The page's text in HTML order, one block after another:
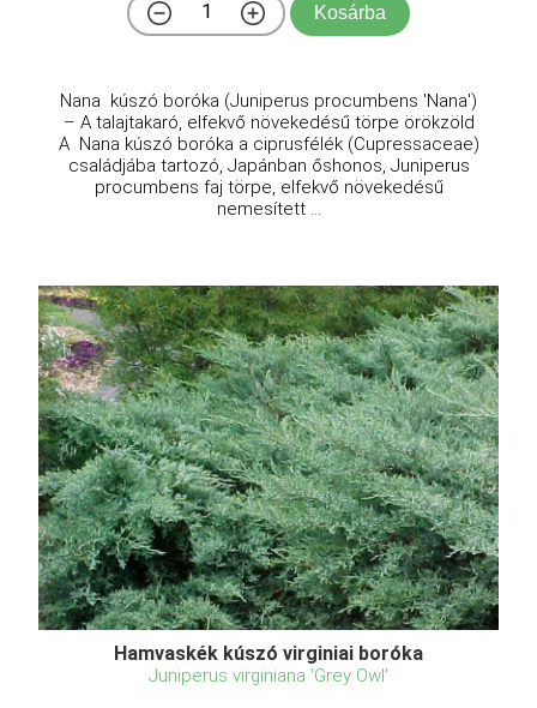
Kosárba
Nana kúszó boróka (Juniperus procumbens 'Nana')
– A talajtakaró, elfekvő növekedésű törpe örökzöld
A Nana kúszó boróka a ciprusfélék (Cupressaceae)
családjába tartozó, Japánban őshonos, Juniperus
procumbens faj törpe, elfekvő növekedésű
nemesített ...
Hamvaskék kúszó virginiai boróka
Juniperus virginiana 'Grey Owl'